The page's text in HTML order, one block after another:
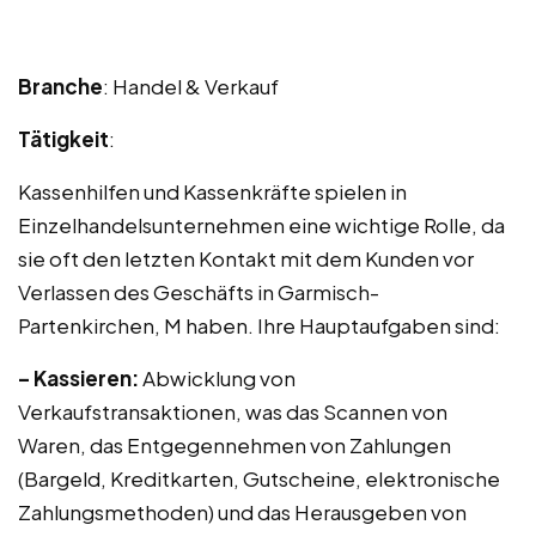
Branche: Handel & Verkauf
Tätigkeit:
Kassenhilfen und Kassenkräfte spielen in
Einzelhandelsunternehmen eine wichtige Rolle, da
sie oft den letzten Kontakt mit dem Kunden vor
Verlassen des Geschäfts in Garmisch-
Partenkirchen, M haben. Ihre Hauptaufgaben sind:
– Kassieren:Abwicklung von
Verkaufstransaktionen, was das Scannen von
Waren, das Entgegennehmen von Zahlungen
(Bargeld, Kreditkarten, Gutscheine, elektronische
Zahlungsmethoden) und das Herausgeben von